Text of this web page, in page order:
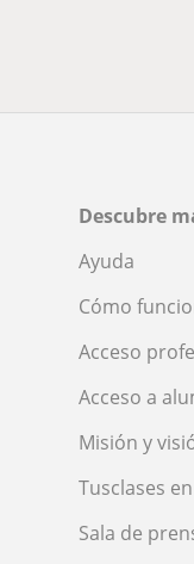
Descubre
Ayuda
Cómo
Acceso
Acceso a
Misión y
Tusclases
Sala de